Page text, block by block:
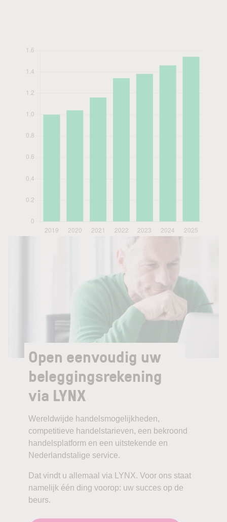
Open eenvoudig uw
beleggingsrekening
via LYNX
Wereldwijde handelsmogelijkheden,
competitieve handelstarieven, een bekroond
handelsplatform en een uitstekende en
Nederlandstalige service.
Dat vindt u allemaal via LYNX. Voor ons staat
namelijk één ding voorop: uw succes op de
beurs.